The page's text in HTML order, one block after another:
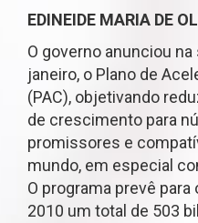
EDINEIDE MARIA DE
O governo anunciou
janeiro, o Plano de
(PAC), objetivando
de crescimento para
promissores e
mundo, em especial
O programa prevê
2010 um total de 503